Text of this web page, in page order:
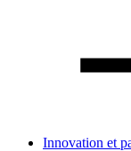
Innovation et